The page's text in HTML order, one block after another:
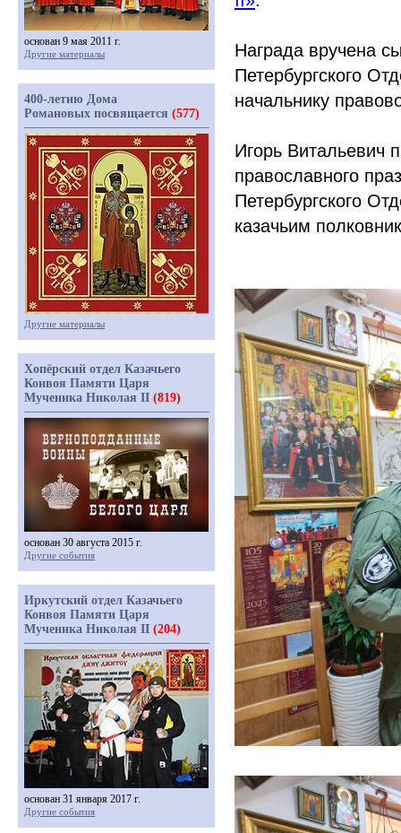
Награда вручена
Петербургского
начальнику
Игорь Витальевич
православного
Петербургского
казачьим
основан 9 мая 2011 г.
Другие материалы
400-летию Дома
Романовых посвящается (577)
Другие материалы
Хопёрский отдел Казачьего
Конвоя Памяти Царя
Мученика Николая II (819)
основан 30 августа 2015 г.
Другие события
Иркутский отдел Казачьего
Конвоя Памяти Царя
Мученика Николая II (204)
основан 31 января 2017 г.
Другие события